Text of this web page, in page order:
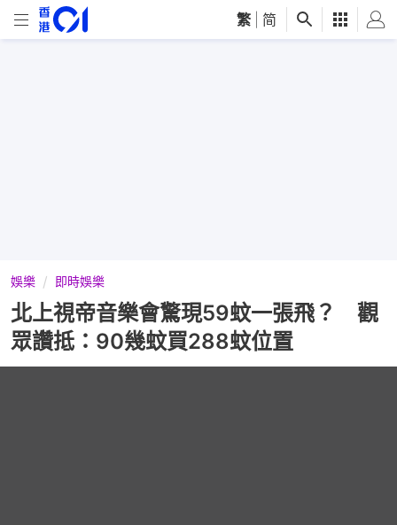
繁 简
娛樂 即時娛樂
北上視帝音樂會驚現59蚊一張飛？ 觀
眾讚抵：90幾蚊買288蚊位置